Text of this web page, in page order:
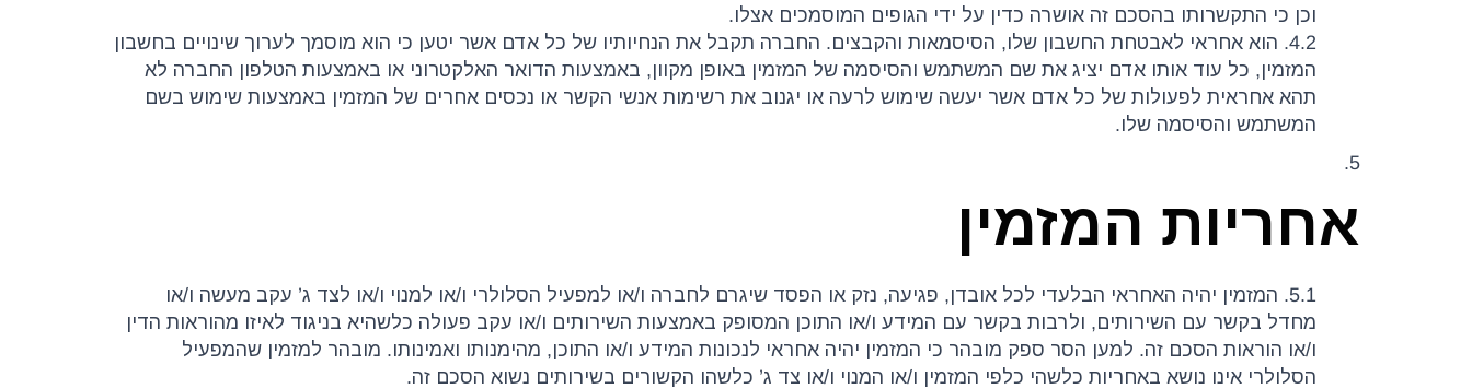
וכן כי התקשרותו בהסכם זה אושרה כדין על ידי הגופים המוסמכים אצלו.
4.2. הוא אחראי לאבטחת החשבון שלו, הסיסמאות והקבצים. החברה תקבל את הנחיותיו של כל אדם אשר יטען כי הוא מוסמך לערוך שינויים בחשבון
המזמין, כל עוד אותו אדם יציג את שם המשתמש והסיסמה של המזמין באופן מקוון, באמצעות הדואר האלקטרוני או באמצעות הטלפון החברה לא
תהא אחראית לפעולות של כל אדם אשר יעשה שימוש לרעה או יגנוב את רשימות אנשי הקשר או נכסים אחרים של המזמין באמצעות שימוש בשם
המשתמש והסיסמה שלו.
5.
אחריות המזמין
5.1. המזמין יהיה האחראי הבלעדי לכל אובדן, פגיעה, נזק או הפסד שיגרם לחברה ו/או למפעיל הסלולרי ו/או למנוי ו/או לצד ג’ עקב מעשה ו/או
מחדל בקשר עם השירותים, ולרבות בקשר עם המידע ו/או התוכן המסופק באמצעות השירותים ו/או עקב פעולה כלשהיא בניגוד לאיזו מהוראות הדין
ו/או הוראות הסכם זה. למען הסר ספק מובהר כי המזמין יהיה אחראי לנכונות המידע ו/או התוכן, מהימנותו ואמינותו. מובהר למזמין שהמפעיל
הסלולרי אינו נושא באחריות כלשהי כלפי המזמין ו/או המנוי ו/או צד ג’ כלשהו הקשורים בשירותים נשוא הסכם זה.